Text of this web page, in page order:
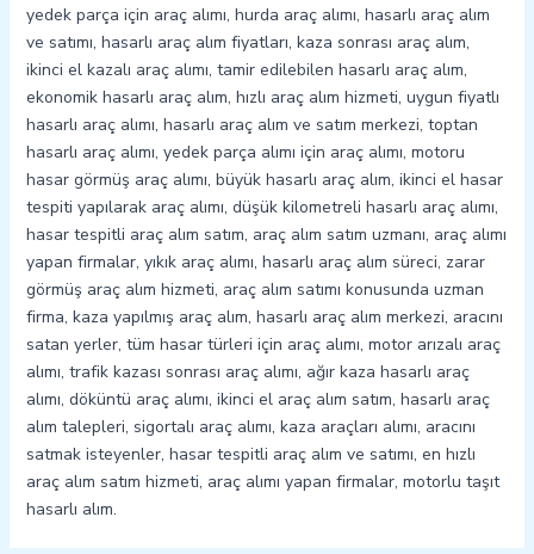
yedek parça için araç alımı, hurda araç alımı, hasarlı araç alım
ve satımı, hasarlı araç alım fiyatları, kaza sonrası araç alım,
ikinci el kazalı araç alımı, tamir edilebilen hasarlı araç alım,
ekonomik hasarlı araç alım, hızlı araç alım hizmeti, uygun fiyatlı
hasarlı araç alımı, hasarlı araç alım ve satım merkezi, toptan
hasarlı araç alımı, yedek parça alımı için araç alımı, motoru
hasar görmüş araç alımı, büyük hasarlı araç alım, ikinci el hasar
tespiti yapılarak araç alımı, düşük kilometreli hasarlı araç alımı,
hasar tespitli araç alım satım, araç alım satım uzmanı, araç alımı
yapan firmalar, yıkık araç alımı, hasarlı araç alım süreci, zarar
görmüş araç alım hizmeti, araç alım satımı konusunda uzman
firma, kaza yapılmış araç alım, hasarlı araç alım merkezi, aracını
satan yerler, tüm hasar türleri için araç alımı, motor arızalı araç
alımı, trafik kazası sonrası araç alımı, ağır kaza hasarlı araç
alımı, döküntü araç alımı, ikinci el araç alım satım, hasarlı araç
alım talepleri, sigortalı araç alımı, kaza araçları alımı, aracını
satmak isteyenler, hasar tespitli araç alım ve satımı, en hızlı
araç alım satım hizmeti, araç alımı yapan firmalar, motorlu taşıt
hasarlı alım.